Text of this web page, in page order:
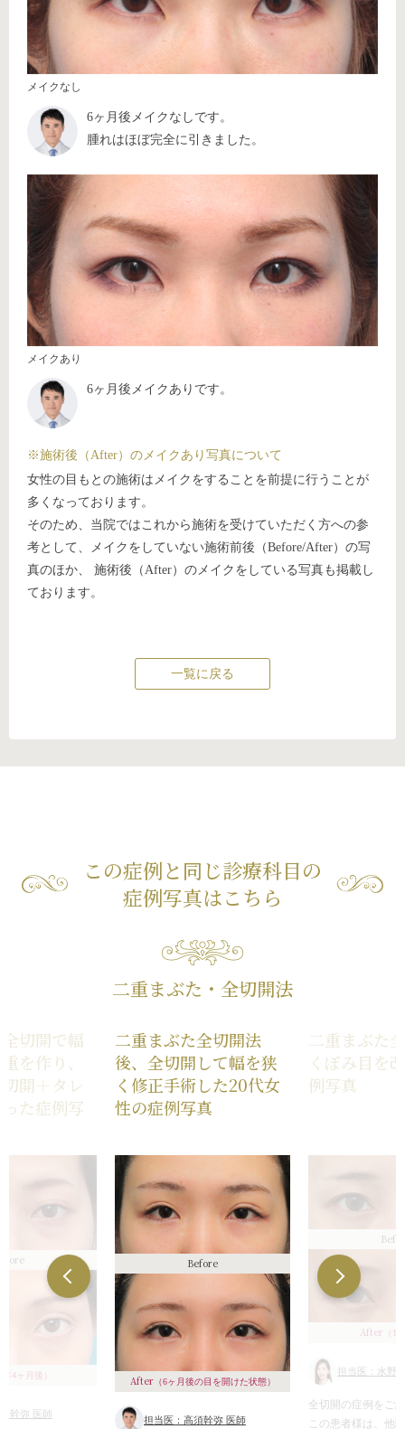
メイクなし
6ヶ月後メイクなしです。
腫れはほぼ完全に引きました。
メイクあり
6ヶ月後メイクありです。
※施術後（After）のメイクあり写真について
女性の目もとの施術はメイクをすることを前提に行うことが
多くなっております。
そのため、当院ではこれから施術を受けていただく方への参
考として、メイクをしていない施術前後（Before/After）の写
真のほか、 施術後（After）のメイクをしている写真も掲載し
ております。
一覧に戻る
この症例と同じ診療科目の
症例写真はこちら
二重まぶた・全切開法
切開で幅
を作り、
開＋タレ
た症例写
年4ヶ月後）
幹弥 医師
二重まぶた全切開法
後、全切開して幅を狭
く修正手術した20代女
性の症例写真
Before
After（6ヶ月後の目を開けた状態）
担当医：高須幹弥 医師
二重まぶた
くぼみ目を
例写真
After （1
担当医：水野
全切開の症例をご
この患者様は、他